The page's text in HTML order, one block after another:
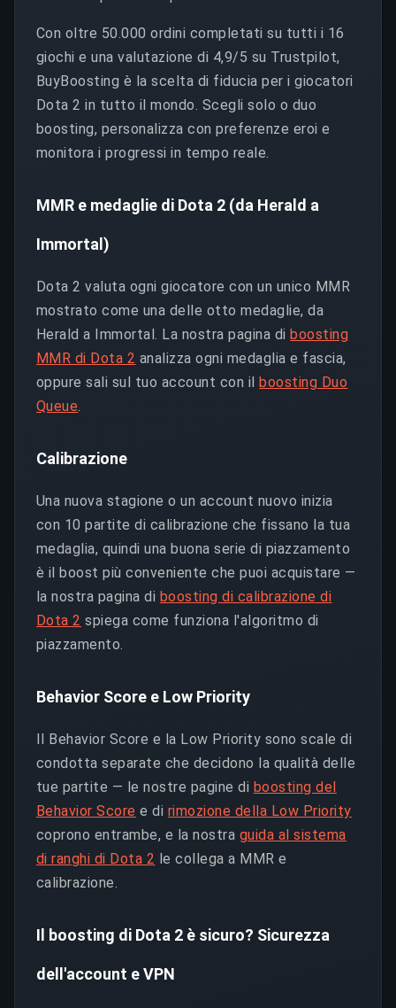
Con oltre 50.000 ordini completati su tutti i 16
giochi e una valutazione di 4,9/5 su Trustpilot,
BuyBoosting è la scelta di fiducia per i giocatori
Dota 2 in tutto il mondo. Scegli solo o duo
boosting, personalizza con preferenze eroi e
monitora i progressi in tempo reale.
MMR e medaglie di Dota 2 (da Herald a
Immortal)
Dota 2 valuta ogni giocatore con un unico MMR
mostrato come una delle otto medaglie, da
Herald a Immortal. La nostra pagina diboosting
MMR di Dota 2 analizza ogni medaglia e fascia,
oppure sali sul tuo account con ilboosting Duo
Queue.
Calibrazione
Una nuova stagione o un account nuovo inizia
con 10 partite di calibrazione che fissano la tua
medaglia, quindi una buona serie di piazzamento
è il boost più conveniente che puoi acquistare —
la nostra pagina di boosting di calibrazione di
Dota 2 spiega come funziona l'algoritmo di
piazzamento.
Behavior Score e Low Priority
Il Behavior Score e la Low Priority sono scale di
condotta separate che decidono la qualità delle
tue partite — le nostre pagine di boosting del
Behavior Score e di rimozione della Low Priority
coprono entrambe, e la nostra guida al sistema
di ranghi di Dota 2 le collega a MMR e
calibrazione.
Il boosting di Dota 2 è sicuro? Sicurezza
dell'account e VPN